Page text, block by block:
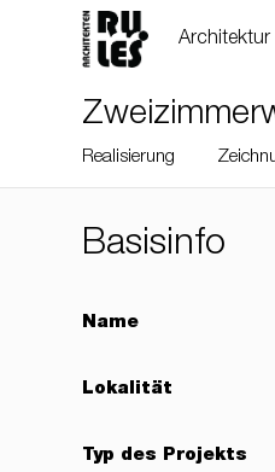
Architektur
Realisierung
Basisinfo
Name
Lokalität
Typ des Projekts
37/B, 821 08